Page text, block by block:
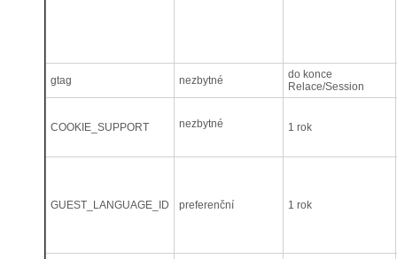
gtag nezbytné
do konce
Relace/Session
COOKIE_SUPPORT nezbytné 1 rok
GUEST_LANGUAGE_ID preferenční 1 rok